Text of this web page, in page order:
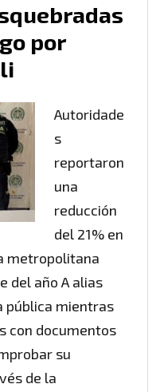
por
Autoridade
s
reportaron
una
reducción
del 21% en
metropolitana
del año A alias
pública mientras
con documentos
su
de la